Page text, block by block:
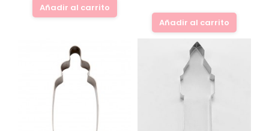
Añadir al carrito
Añadir al carrito